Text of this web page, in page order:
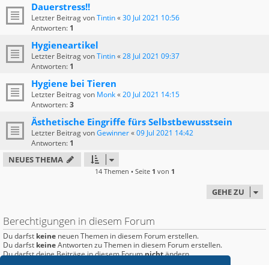
Dauerstress!!
Letzter Beitrag vonTintin«30 Jul 2021 10:56
Antworten: 1
Hygieneartikel
Letzter Beitrag vonTintin«28 Jul 2021 09:37
Antworten: 1
Hygiene bei Tieren
Letzter Beitrag von Monk«20 Jul 2021 14:15
Antworten:3
Ästhetische Eingriffe fürs Selbstbewusstsein
Letzter Beitrag vonGewinner«09 Jul 2021 14:42
Antworten: 1
NEUES THEMA
14 Themen • Seite 1 von 1
GEHE ZU
Berechtigungen in diesem Forum
Du darfst keine neuen Themen in diesem Forum erstellen.
Du darfst keineAntworten zu Themen in diesem Forum erstellen.
Du darfst deine Beiträge in diesem Forumnichtändern.